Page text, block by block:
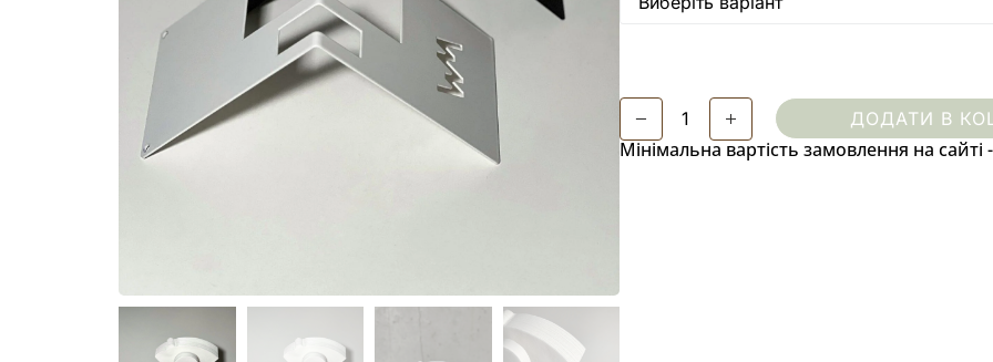
ДОДАТИ В
Мінімальна вартість замовлення на сайті